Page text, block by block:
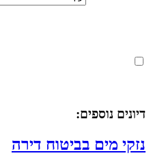
דיונים נוספים:
נזקי מים בביטוח דירה